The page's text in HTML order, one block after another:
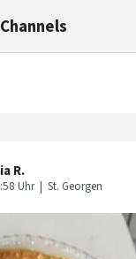
Channels